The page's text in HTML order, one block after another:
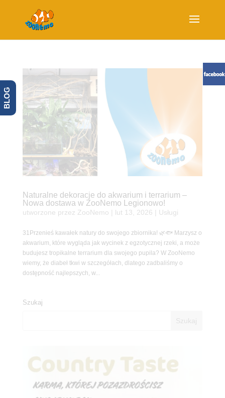
Naturalne dekoracje do akwarium i terrarium –
Nowa dostawa w ZooNemo Legionowo!
utworzone przez ZooNemo lut 13, 2026 Usługi
31Przenieś kawałek natury do swojego zbiornika! 🌿🐟 Marzysz o
akwarium, które wygląda jak wycinek z egzotycznej rzeki, a może
budujesz tropikalne terrarium dla swojego pupila? W ZooNemo
wiemy, że diabeł tkwi w szczegółach, dlatego zadbaliśmy o
dostępność najlepszych, w...
Szukaj
BLOG